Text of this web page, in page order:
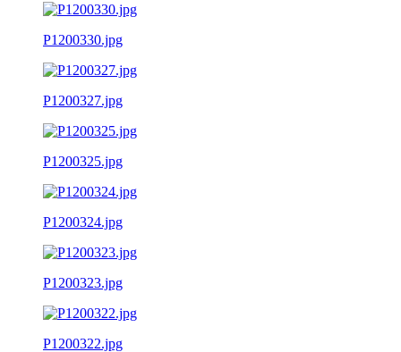
P1200330.jpg
P1200327.jpg
P1200325.jpg
P1200324.jpg
P1200323.jpg
P1200322.jpg